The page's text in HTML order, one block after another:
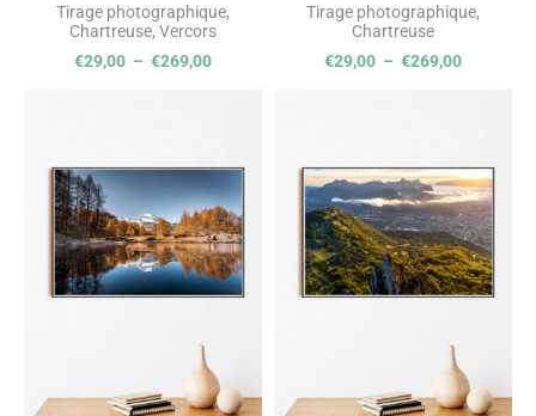
Tirage photographique,
Chartreuse, Vercors
€29,00 – €269,00
Tirage photographique,
Chartreuse
€29,00 – €269,00